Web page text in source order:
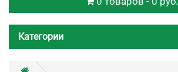
Категории